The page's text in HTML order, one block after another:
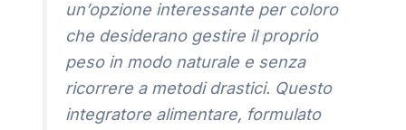
un’opzione interessante per coloro
che desiderano gestire il proprio
peso in modo naturale e senza
ricorrere a metodi drastici. Questo
integratore alimentare, formulato